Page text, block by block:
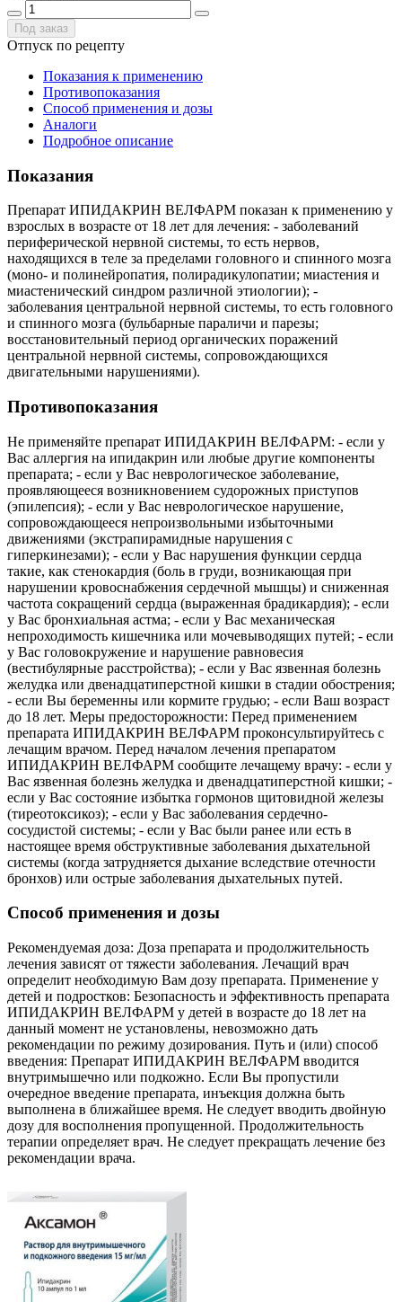
Под заказ
Отпуск по рецепту
Показания к применению
Противопоказания
Способ применения и дозы
Аналоги
Подробное описание
Показания
Препарат ИПИДАКРИН ВЕЛФАРМ показан к применению у
взрослых в возрасте от 18 лет для лечения: - заболеваний
периферической нервной системы, то есть нервов,
находящихся в теле за пределами головного и спинного мозга
(моно- и полинейропатия, полирадикулопатии; миастения и
миастенический синдром различной этиологии); -
заболевания центральной нервной системы, то есть головного
и спинного мозга (бульбарные параличи и парезы;
восстановительный период органических поражений
центральной нервной системы, сопровождающихся
двигательными нарушениями).
Противопоказания
Не применяйте препарат ИПИДАКРИН ВЕЛФАРМ: - если у
Вас аллергия на ипидакрин или любые другие компоненты
препарата; - если у Вас неврологическое заболевание,
проявляющееся возникновением судорожных приступов
(эпилепсия); - если у Вас неврологическое нарушение,
сопровождающееся непроизвольными избыточными
движениями (экстрапирамидные нарушения с
гиперкинезами); - если у Вас нарушения функции сердца
такие, как стенокардия (боль в груди, возникающая при
нарушении кровоснабжения сердечной мышцы) и сниженная
частота сокращений сердца (выраженная брадикардия); - если
у Вас бронхиальная астма; - если у Вас механическая
непроходимость кишечника или мочевыводящих путей; - если
у Вас головокружение и нарушение равновесия
(вестибулярные расстройства); - если у Вас язвенная болезнь
желудка или двенадцатиперстной кишки в стадии обострения;
- если Вы беременны или кормите грудью; - если Ваш возраст
до 18 лет. Меры предосторожности: Перед применением
препарата ИПИДАКРИН ВЕЛФАРМ проконсультируйтесь с
лечащим врачом. Перед началом лечения препаратом
ИПИДАКРИН ВЕЛФАРМ сообщите лечащему врачу: - если у
Вас язвенная болезнь желудка и двенадцатиперстной кишки; -
если у Вас состояние избытка гормонов щитовидной железы
(тиреотоксикоз); - если у Вас заболевания сердечно-
сосудистой системы; - если у Вас были ранее или есть в
настоящее время обструктивные заболевания дыхательной
системы (когда затрудняется дыхание вследствие отечности
бронхов) или острые заболевания дыхательных путей.
Способ применения и дозы
Рекомендуемая доза: Доза препарата и продолжительность
лечения зависят от тяжести заболевания. Лечащий врач
определит необходимую Вам дозу препарата. Применение у
детей и подростков: Безопасность и эффективность препарата
ИПИДАКРИН ВЕЛФАРМ у детей в возрасте до 18 лет на
данный момент не установлены, невозможно дать
рекомендации по режиму дозирования. Путь и (или) способ
введения: Препарат ИПИДАКРИН ВЕЛФАРМ вводится
внутримышечно или подкожно. Если Вы пропустили
очередное введение препарата, инъекция должна быть
выполнена в ближайшее время. Не следует вводить двойную
дозу для восполнения пропущенной. Продолжительность
терапии определяет врач. Не следует прекращать лечение без
рекомендации врача.